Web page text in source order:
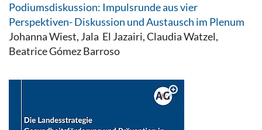
Podiumsdiskussion: Impulsrunde aus vier
Perspektiven- Diskussion und Austausch im Plenum
Johanna Wiest, Jala El Jazairi, Claudia Watzel,
Beatrice Gómez Barroso